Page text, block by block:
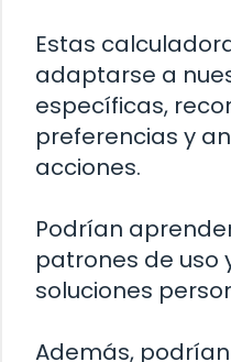
Estas
adaptarse a
específicas,
preferencias y
acciones.
Podrían
patrones de uso
soluciones
Además,